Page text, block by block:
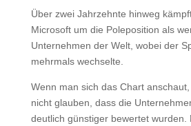
Über zwei Jahrzehnte hinweg
Microsoft um die Poleposition als
Unternehmen der Welt, wobei der
mehrmals wechselte.
Wenn man sich das Chart
nicht glauben, dass die
deutlich günstiger bewertet wurden.